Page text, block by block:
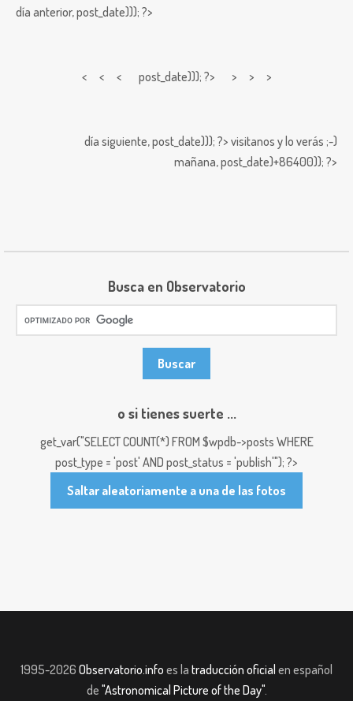
día anterior,post_date))); ?>
< < < post_date))); ?> > > >
día siguiente,post_date))); ?> visitanos y lo verás ;-)
mañana,post_date)+86400)); ?>
Busca en Observatorio
o si tienes suerte ...
get_var("SELECT COUNT(*) FROM $wpdb->posts WHERE
post_type = 'post' AND post_status = 'publish'"); ?>
Saltar aleatoriamente a una de las fotos
1995-2026 Observatorio.info es la traducción oficial en español
de "Astronomical Picture of the Day".